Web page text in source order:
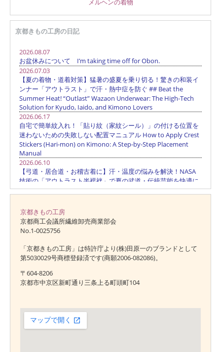
メルヘンの着物
京都きもの工房の日記
京都きもの工房
京都商工会議所繊維卸売商業部会
No.1-0025756
「京都きもの工房」は特許庁より(株)田原一のブランドとして
第5030029号商標登録済です(商願2006-082086)。
〒604-8206
京都市中京区新町通り三条上る町頭町104